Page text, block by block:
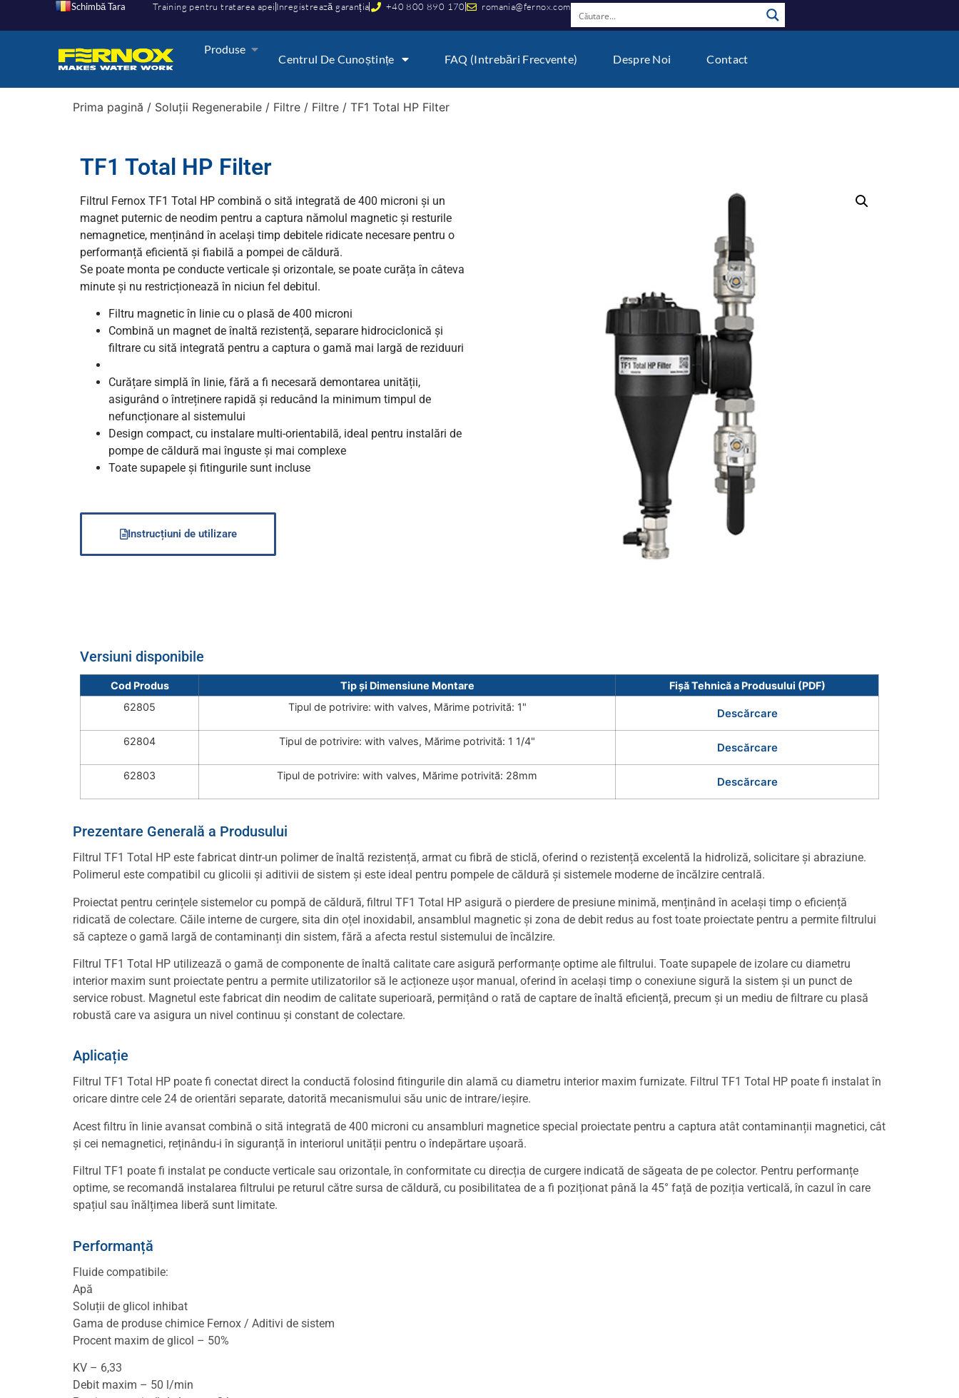
Schimbă Tara Training pentru tratarea apei Inregistrează garanția +40 800 890 170 romania@fernox.com
Produse
Centrul De Cunoștințe FAQ (Intrebări Frecvente) Despre Noi Contact
Prima pagină / Soluții Regenerabile / Filtre / Filtre / TF1 Total HP Filter
TF1 Total HP Filter
Filtrul Fernox TF1 Total HP combină o sită integrată de 400 microni și un
magnet puternic de neodim pentru a captura nămolul magnetic și resturile
nemagnetice, menținând în același timp debitele ridicate necesare pentru o
performanță eficientă și fiabilă a pompei de căldură.
Se poate monta pe conducte verticale și orizontale, se poate curăța în câteva
minute și nu restricționează în niciun fel debitul.
Filtru magnetic în linie cu o plasă de 400 microni
Combină un magnet de înaltă rezistență, separare hidrociclonică și
filtrare cu sită integrată pentru a captura o gamă mai largă de reziduuri
Curățare simplă în linie, fără a fi necesară demontarea unității,
asigurând o întreținere rapidă și reducând la minimum timpul de
nefuncționare al sistemului
Design compact, cu instalare multi-orientabilă, ideal pentru instalări de
pompe de căldură mai înguste și mai complexe
Toate supapele și fitingurile sunt incluse
Instrucțiuni de utilizare
Versiuni disponibile
Cod Produs Tip și Dimensiune Montare
Fișă Tehnică a Produsului (PDF)
62805
Tipul de potrivire: with valves, Mărime potrivită: 1" Descărcare
62804 Tipul de potrivire: with valves, Mărime potrivită: 1 1/4" Descărcare
62803 Tipul de potrivire: with valves, Mărime potrivită: 28mm Descărcare
Prezentare Generală a Produsului
Filtrul TF1 Total HP este fabricat dintr-un polimer de înaltă rezistență, armat cu fibră de sticlă, oferind o rezistență excelentă la hidroliză, solicitare și abraziune.
Polimerul este compatibil cu glicolii și aditivii de sistem și este ideal pentru pompele de căldură și sistemele moderne de încălzire centrală.
Proiectat pentru cerințele sistemelor cu pompă de căldură, filtrul TF1 Total HP asigură o pierdere de presiune minimă, menținând în același timp o eficiență
ridicată de colectare. Căile interne de curgere, sita din oțel inoxidabil, ansamblul magnetic și zona de debit redus au fost toate proiectate pentru a permite filtrului
să capteze o gamă largă de contaminanți din sistem, fără a afecta restul sistemului de încălzire.
Filtrul TF1 Total HP utilizează o gamă de componente de înaltă calitate care asigură performanțe optime ale filtrului. Toate supapele de izolare cu diametru
interior maxim sunt proiectate pentru a permite utilizatorilor să le acționeze ușor manual, oferind în același timp o conexiune sigură la sistem și un punct de
service robust. Magnetul este fabricat din neodim de calitate superioară, permițând o rată de captare de înaltă eficiență, precum și un mediu de filtrare cu plasă
robustă care va asigura un nivel continuu și constant de colectare.
Aplicație
Filtrul TF1 Total HP poate fi conectat direct la conductă folosind fitingurile din alamă cu diametru interior maxim furnizate. Filtrul TF1 Total HP poate fi instalat în
oricare dintre cele 24 de orientări separate, datorită mecanismului său unic de intrare/ieșire.
Acest filtru în linie avansat combină o sită integrată de 400 microni cu ansambluri magnetice special proiectate pentru a captura atât contaminanții magnetici, cât
și cei nemagnetici, reținându-i în siguranță în interiorul unității pentru o îndepărtare ușoară.
Filtrul TF1 poate fi instalat pe conducte verticale sau orizontale, în conformitate cu direcția de curgere indicată de săgeata de pe colector. Pentru performanțe
optime, se recomandă instalarea filtrului pe returul către sursa de căldură, cu posibilitatea de a fi poziționat până la 45° față de poziția verticală, în cazul în care
spațiul sau înălțimea liberă sunt limitate.
Performanță
Fluide compatibile:
Apă
Soluții de glicol inhibat
Gama de produse chimice Fernox / Aditivi de sistem
Procent maxim de glicol – 50%
KV – 6,33
Debit maxim – 50 l/min